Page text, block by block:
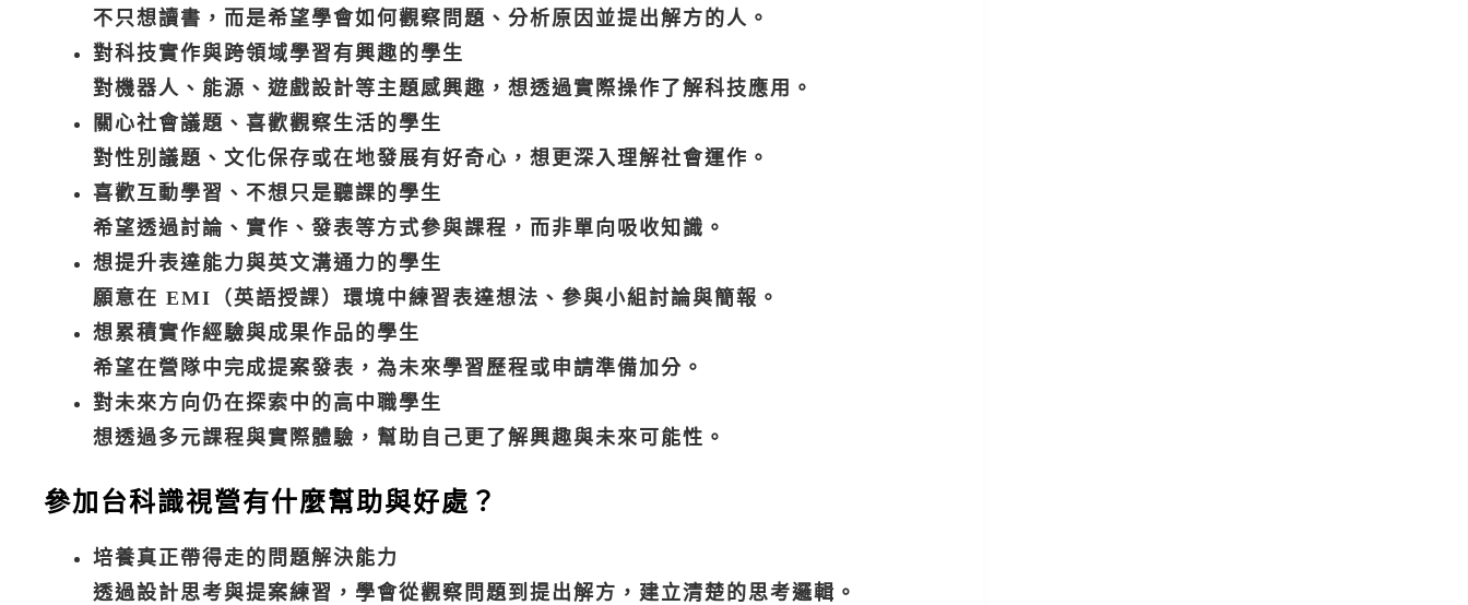
不只想讀書，而是希望學會如何觀察問題、分析原因並提出解方的人。
對科技實作與跨領域學習有興趣的學生
對機器人、能源、遊戲設計等主題感興趣，想透過實際操作了解科技應用。
關心社會議題、喜歡觀察生活的學生
對性別議題、文化保存或在地發展有好奇心，想更深入理解社會運作。
喜歡互動學習、不想只是聽課的學生
希望透過討論、實作、發表等方式參與課程，而非單向吸收知識。
想提升表達能力與英文溝通力的學生
願意在 EMI（英語授課）環境中練習表達想法、參與小組討論與簡報。
想累積實作經驗與成果作品的學生
希望在營隊中完成提案發表，為未來學習歷程或申請準備加分。
對未來方向仍在探索中的高中職學生
想透過多元課程與實際體驗，幫助自己更了解興趣與未來可能性。
參加台科識視營有什麼幫助與好處？
培養真正帶得走的問題解決能力
透過設計思考與提案練習，學會從觀察問題到提出解方，建立清楚的思考邏輯。